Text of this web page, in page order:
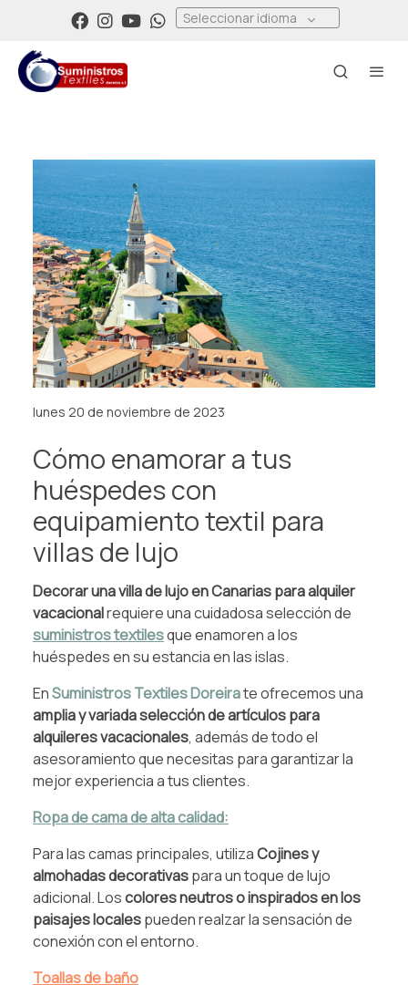
Seleccionar idioma
lunes 20 de noviembre de 2023
Cómo enamorar a tus
huéspedes con
equipamiento textil para
villas de lujo
Decorar una villa de lujo en Canarias para alquiler
vacacionalrequiere una cuidadosa selección de
suministros textilesque enamoren a los
huéspedes en su estancia en las islas.
EnSuministros Textiles Doreirate ofrecemos una
amplia y variada selección de artículos para
alquileres vacacionales, además de todo el
asesoramiento que necesitas para garantizar la
mejor experiencia a tus clientes.
Ropa de cama de alta calidad:
Para las camas principales, utilizaCojines y
almohadas decorativaspara un toque de lujo
adicional. Loscolores neutros o inspirados en los
paisajes localespueden realzar la sensación de
conexión con el entorno.
Toallas de baño